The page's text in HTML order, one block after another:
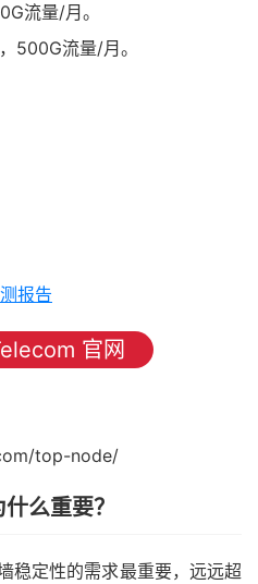
流量/月。
500G流量/月。
报告
官网
top-node/
么重要？
稳定性的需求最重要，远远超